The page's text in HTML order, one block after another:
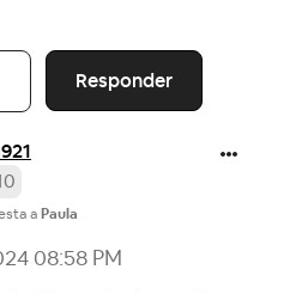
Responder
a Paula
08:58 PM